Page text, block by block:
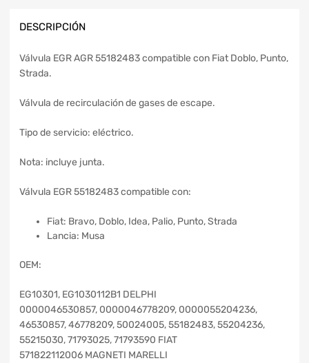
DESCRIPCIÓN
Válvula EGR AGR 55182483 compatible con Fiat Doblo, Punto,
Strada.
Válvula de recirculación de gases de escape.
Tipo de servicio: eléctrico.
Nota: incluye junta.
Válvula EGR 55182483 compatible con:
Fiat: Bravo, Doblo, Idea, Palio, Punto, Strada
Lancia: Musa
OEM:
EG10301, EG1030112B1 DELPHI
0000046530857, 0000046778209, 0000055204236,
46530857, 46778209, 50024005, 55182483, 55204236,
55215030, 71793025, 71793590 FIAT
571822112006 MAGNETI MARELLI